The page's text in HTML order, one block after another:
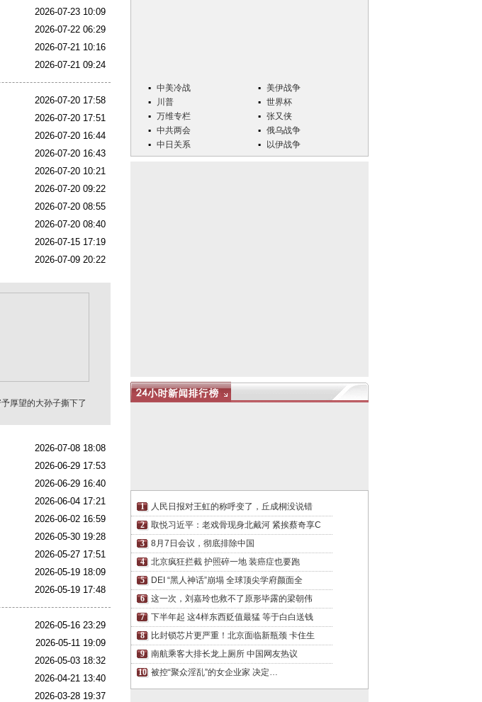
2026-07-23 10:09
2026-07-22 06:29
2026-07-21 10:16
2026-07-21 09:24
2026-07-20 17:58
2026-07-20 17:51
2026-07-20 16:44
2026-07-20 16:43
2026-07-20 10:21
2026-07-20 09:22
2026-07-20 08:55
2026-07-20 08:40
2026-07-15 17:19
2026-07-09 20:22
厚望的大孙子撕下了
2026-07-08 18:08
2026-06-29 17:53
2026-06-29 16:40
2026-06-04 17:21
2026-06-02 16:59
2026-05-30 19:28
2026-05-27 17:51
2026-05-19 18:09
2026-05-19 17:48
2026-05-16 23:29
2026-05-11 19:09
2026-05-03 18:32
2026-04-21 13:40
2026-03-28 19:37
中美冷战
美伊战争
川普
世界杯
万维专栏
张又侠
中共两会
俄乌战争
中日关系
以伊战争
人民日报对王虹的称呼变了，丘成桐没说错
取悦习近平：老戏骨现身北戴河 紧挨蔡奇享C
8月7日会议，彻底排除中国
北京疯狂拦截 护照碎一地 装癌症也要跑
DEI “黑人神话”崩塌 全球顶尖学府颜面全
这一次，刘嘉玲也救不了原形毕露的梁朝伟
下半年起 这4样东西贬值最猛 等于白白送钱
比封锁芯片更严重！北京面临新瓶颈 卡住生
南航乘客大排长龙上厕所 中国网友热议
被控“聚众淫乱”的女企业家 决定…